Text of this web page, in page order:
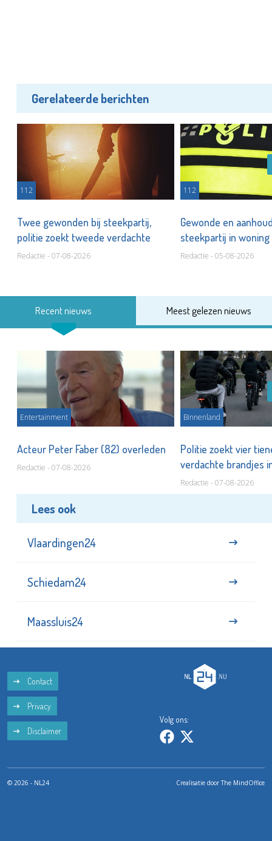
Gerelateerde berichten
112
Twee gewonden bij steekpartij,
politie zoekt tweede verdachte
Redactie - 07-08-2026
112
Gewonde en
steekpartij in woning
Redactie - 05-08-2026
Recent nieuws Meest gelezen nieuws
Entertainment
Acteur Peter Faber (82) overleden
Redactie - 07-08-2026
Binnenland
Politie zoekt vier
verdachte brandjes
Redactie - 07-08-2026
Lees ook
Vlaardingen24
Schiedam24
Maassluis24
Contact
Privacy
Disclaimer
Volg ons:
© 2026 - NL24 Crealisatie doorThe MindOffice